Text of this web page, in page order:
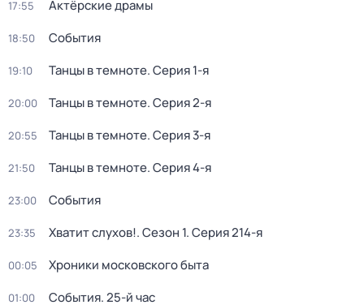
17:55 Актёрские драмы
18:50 События
19:10 Танцы в темноте. Серия 1-я
20:00 Танцы в темноте. Серия 2-я
20:55 Танцы в темноте. Серия 3-я
21:50 Танцы в темноте. Серия 4-я
23:00 События
23:35 Хватит слухов!. Сезон 1. Серия 214-я
00:05 Хроники московского быта
01:00 События. 25-й час